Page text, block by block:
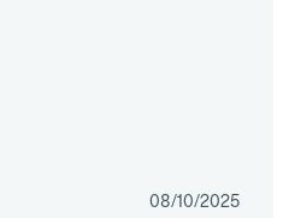
08/10/2025